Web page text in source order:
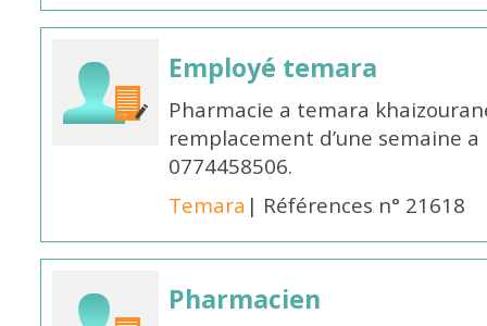
Employé temara
Pharmacie a temara
remplacement d’une semaine
0774458506.
Temara | Références n° 21618
Pharmacien